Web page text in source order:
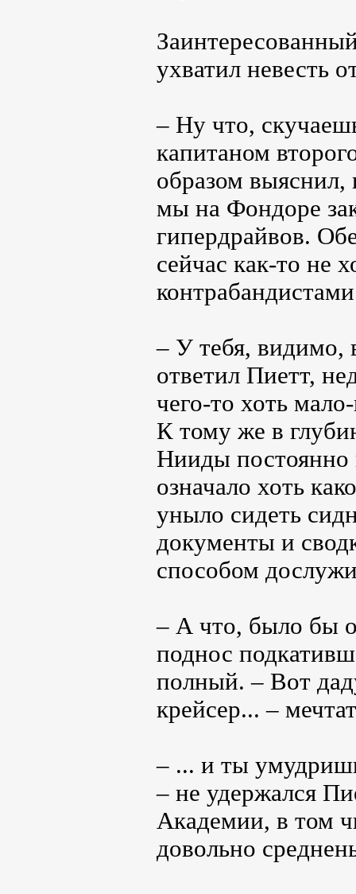
ухватил невесть
– Ну что,
капитаном
образом выяснил,
мы на Фондоре
гипердрайвов.
сейчас как-то не
– У тебя, видимо,
ответил Пиетт,
чего-то хоть
К тому же в
Нииды постоянно
означало хоть
уныло сидеть
документы и
способом
– А что, было бы
поднос
полный. – Вот
крейсер... –
– ... и ты
– не удержался
Академии, в том
довольно